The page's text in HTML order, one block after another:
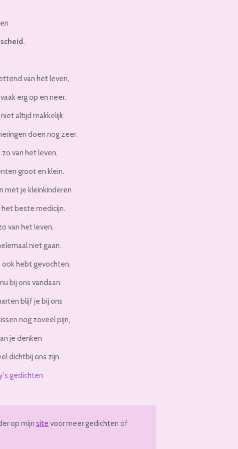
van het leven,
erg op en neer.
altijd makkelijk,
doen nog zeer.
zo van het leven,
groot en klein.
met je kleinkinderen
het beste medicijn.
van het leven,
niet gaan.
ook hebt gevochten,
bij ons vandaan.
blijf je bij ons
nog zoveel pijn,
je denken
dichtbij ons zijn.
gedichten
op mijnsite voor meer gedichten of